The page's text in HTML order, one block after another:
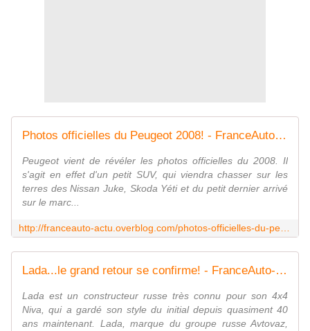
Photos officielles du Peugeot 2008! - FranceAuto-actu - actualité automobile en France et à l'étranger
Peugeot vient de révéler les photos officielles du 2008. Il
s'agit en effet d'un petit SUV, qui viendra chasser sur les
terres des Nissan Juke, Skoda Yéti et du petit dernier arrivé
sur le marc...
Lada...le grand retour se confirme! - FranceAuto-actu - actualité automobile en France et à l'étranger
Lada est un constructeur russe très connu pour son 4x4
Niva, qui a gardé son style du initial depuis quasiment 40
ans maintenant. Lada, marque du groupe russe Avtovaz,